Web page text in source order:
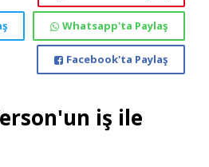
Whatsapp'ta Paylaş
Facebook'ta Paylaş
iş ile